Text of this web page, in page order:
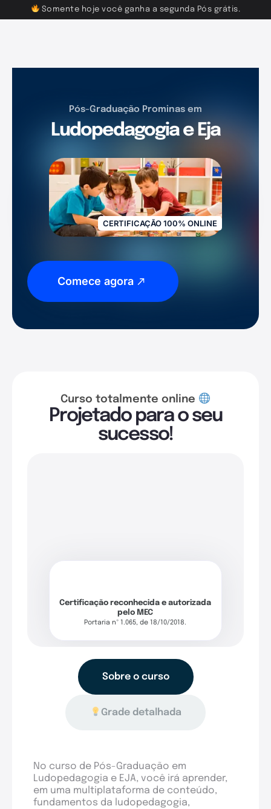
Somente hoje você ganha a segunda Pós grátis.
Pós-Graduação Prominas em
Ludopedagogia e Eja
CERTIFICAÇÃO 100% ONLINE
Comece agora
Curso totalmente online
Projetado para o seu
sucesso!
Certificação reconhecida e autorizada
pelo MEC
Portaria nº 1.065, de 18/10/2018.
Sobre o curso
Grade detalhada
No curso de Pós-Graduação em
Ludopedagogia e EJA, você irá aprender,
em uma multiplataforma de conteúdo,
fundamentos da ludopedagogia,